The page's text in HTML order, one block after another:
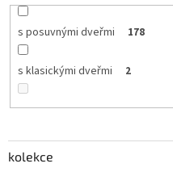
s posuvnými dveřmi 178
s klasickými dveřmi 2
kolekce